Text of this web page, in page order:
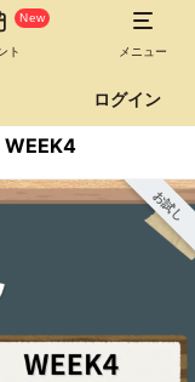
New
ト メニュー
ログイン
WEEK4
お試し